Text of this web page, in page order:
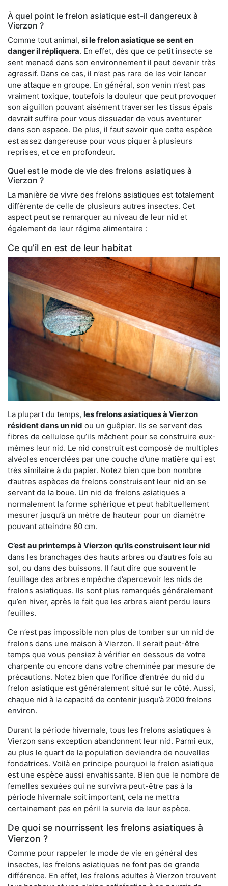
À quel point le frelon asiatique est-il dangereux à
Vierzon ?
Comme tout animal, si le frelon asiatique se sent en
danger il répliquera. En effet, dès que ce petit insecte se
sent menacé dans son environnement il peut devenir très
agressif. Dans ce cas, il n’est pas rare de les voir lancer
une attaque en groupe. En général, son venin n’est pas
vraiment toxique, toutefois la douleur que peut provoquer
son aiguillon pouvant aisément traverser les tissus épais
devrait suffire pour vous dissuader de vous aventurer
dans son espace. De plus, il faut savoir que cette espèce
est assez dangereuse pour vous piquer à plusieurs
reprises, et ce en profondeur.
Quel est le mode de vie des frelons asiatiques à
Vierzon ?
La manière de vivre des frelons asiatiques est totalement
différente de celle de plusieurs autres insectes. Cet
aspect peut se remarquer au niveau de leur nid et
également de leur régime alimentaire :
Ce qu’il en est de leur habitat
La plupart du temps, les frelons asiatiques à Vierzon
résident dans un nid ou un guêpier. Ils se servent des
fibres de cellulose qu’ils mâchent pour se construire eux-
mêmes leur nid. Le nid construit est composé de multiples
alvéoles encerclées par une couche d’une matière qui est
très similaire à du papier. Notez bien que bon nombre
d’autres espèces de frelons construisent leur nid en se
servant de la boue. Un nid de frelons asiatiques a
normalement la forme sphérique et peut habituellement
mesurer jusqu’à un mètre de hauteur pour un diamètre
pouvant atteindre 80 cm.
C’est au printemps à Vierzon qu’ils construisent leur nid
dans les branchages des hauts arbres ou d’autres fois au
sol, ou dans des buissons. Il faut dire que souvent le
feuillage des arbres empêche d’apercevoir les nids de
frelons asiatiques. Ils sont plus remarqués généralement
qu’en hiver, après le fait que les arbres aient perdu leurs
feuilles.
Ce n’est pas impossible non plus de tomber sur un nid de
frelons dans une maison à Vierzon. Il serait peut-être
temps que vous pensiez à vérifier en dessous de votre
charpente ou encore dans votre cheminée par mesure de
précautions. Notez bien que l’orifice d’entrée du nid du
frelon asiatique est généralement situé sur le côté. Aussi,
chaque nid à la capacité de contenir jusqu’à 2000 frelons
environ.
Durant la période hivernale, tous les frelons asiatiques à
Vierzon sans exception abandonnent leur nid. Parmi eux,
au plus le quart de la population deviendra de nouvelles
fondatrices. Voilà en principe pourquoi le frelon asiatique
est une espèce aussi envahissante. Bien que le nombre de
femelles sexuées qui ne survivra peut-être pas à la
période hivernale soit important, cela ne mettra
certainement pas en péril la survie de leur espèce.
De quoi se nourrissent les frelons asiatiques à
Vierzon ?
Comme pour rappeler le mode de vie en général des
insectes, les frelons asiatiques ne font pas de grande
différence. En effet, les frelons adultes à Vierzon trouvent